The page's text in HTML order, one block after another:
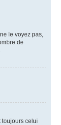
le voyez pas,
de
toujours celui